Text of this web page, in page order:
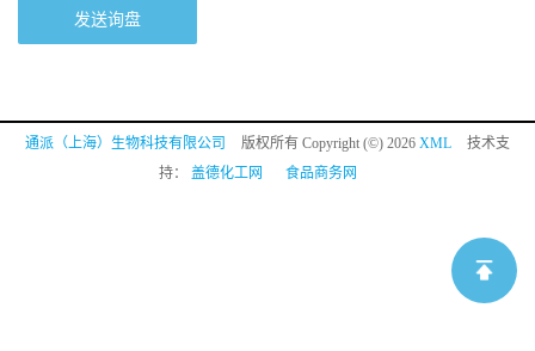
发送询盘
通派（上海）生物科技有限公司 版权所有 Copyright (©) 2026 XML
技术支
持： 盖德化工网 食品商务网